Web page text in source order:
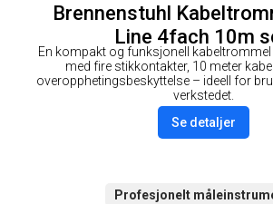
Brennenstuhl
Line 4fach 10m
En kompakt og funksjonell kabeltrommel
med fire stikkontakter, 10 meter
overopphetingsbeskyttelse – ideell for
verkstedet.
Se detaljer
Profesjonelt